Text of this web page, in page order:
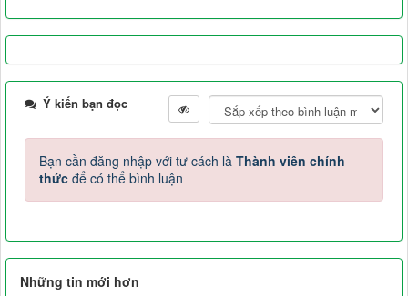
Ý kiến bạn đọc
Bạn cần đăng nhập với tư cách là Thành viên chính
thức để có thể bình luận
Những tin mới hơn